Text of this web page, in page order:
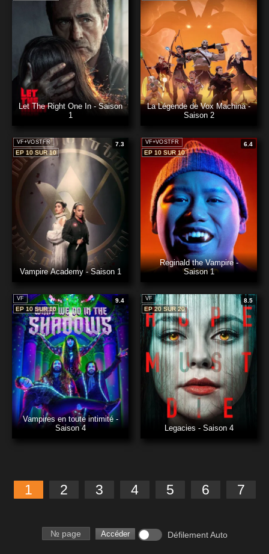
Let The Right One In - Saison
1
La Légende de Vox Machina -
Saison 2
VF+VOSTFR
7.3
EP 10 SUR 10
Vampire Academy - Saison 1
VF+VOSTFR
6.4
EP 10 SUR 10
Reginald the Vampire -
Saison 1
VF
9.4
EP 10 SUR 10
Vampires en toute intimité -
Saison 4
VF
8.5
EP 20 SUR 20
Legacies - Saison 4
1 2 3 4 5 6 7
Numéro de page Accéder Défilement Auto